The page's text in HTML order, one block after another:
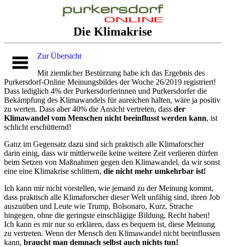
Die Klimakrise
Zur Übersicht
Mit ziemlicher Bestürzung habe ich das Ergebnis des
Purkersdorf-Online Meinungsbildes der Woche 26/2019 registriert!
Dass lediglich 4% der Purkersdorferinnen und Purkersdorfer die
Bekämpfung des Klimawandels für aureichen halten, wäre ja positiv
zu werten. Dass aber 40% die Ansicht vertreten, dass der
Klimawandel vom Menschen nicht beeinflusst werden kann, ist
schlicht erschütternd!
Ganz im Gegensatz dazu sind sich praktisch alle Klimaforscher
darin einig, dass wir mittlerweile keine weitere Zeit verlieren dürfen
beim Setzen von Maßnahmen gegen den Klimawandel, da wir sonst
eine eine Klimakrise schlittern, die nicht mehr umkehrbar ist!
Ich kann mir nicht vorstellen, wie jemand zu der Meinung kommt,
dass praktisch alle Klimaforscher dieser Welt unfähig sind, ihren Job
auszuüben und Leute wie Trump, Bolsonaro, Kurz, Strache
hingegen, ohne die geringste einschlägige Bildung, Recht haben!
Ich kann es mir nur so erklären, dass es bequem ist, diese Meinung
zu vertreten. Wenn der Mensch den Klimawandel nicht beeinflussen
kann, braucht man demnach selbst auch nichts tun!